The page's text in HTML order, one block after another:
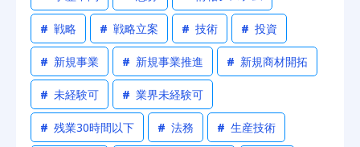
# 戦略 # 戦略立案 # 技術 # 投資
# 新規事業 # 新規事業推進 # 新規商材開拓
# 未経験可 # 業界未経験可
# 残業30時間以下 # 法務 # 生産技術